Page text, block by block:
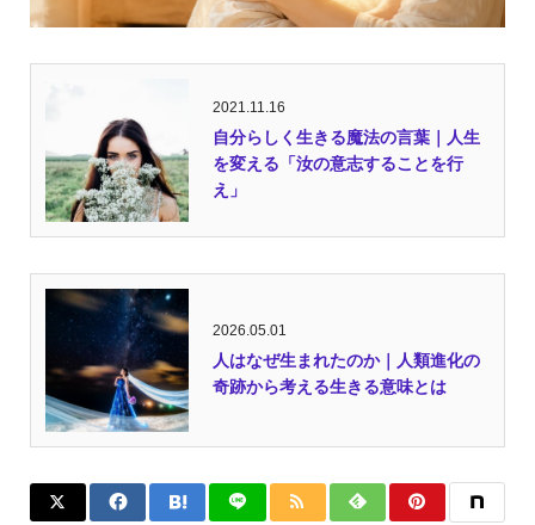
2021.11.16
自分らしく生きる魔法の言葉｜人生
を変える「汝の意志することを行
え」
2026.05.01
人はなぜ生まれたのか｜人類進化の
奇跡から考える生きる意味とは